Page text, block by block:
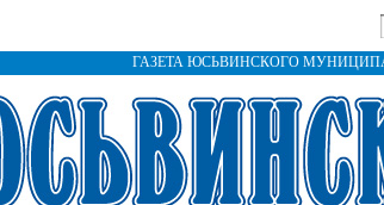
ГАЗЕТА ЮСЬВИНСКОГО